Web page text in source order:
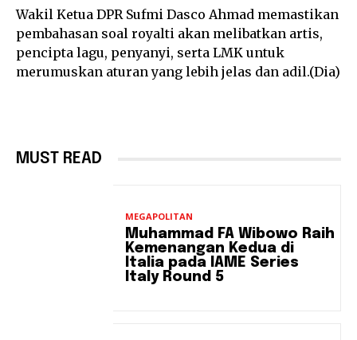
Wakil Ketua DPR Sufmi Dasco Ahmad memastikan
pembahasan soal royalti akan melibatkan artis,
pencipta lagu, penyanyi, serta LMK untuk
merumuskan aturan yang lebih jelas dan adil.(Dia)
MUST READ
MEGAPOLITAN
Muhammad FA Wibowo Raih
Kemenangan Kedua di
Italia pada IAME Series
Italy Round 5